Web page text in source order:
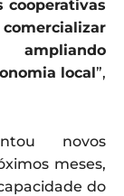
cooperativas
local”,
novos
meses,
do